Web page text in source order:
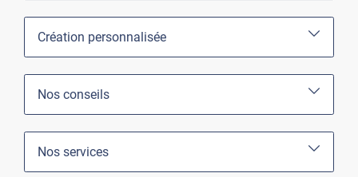
Création personnalisée
Nos conseils
Nos services